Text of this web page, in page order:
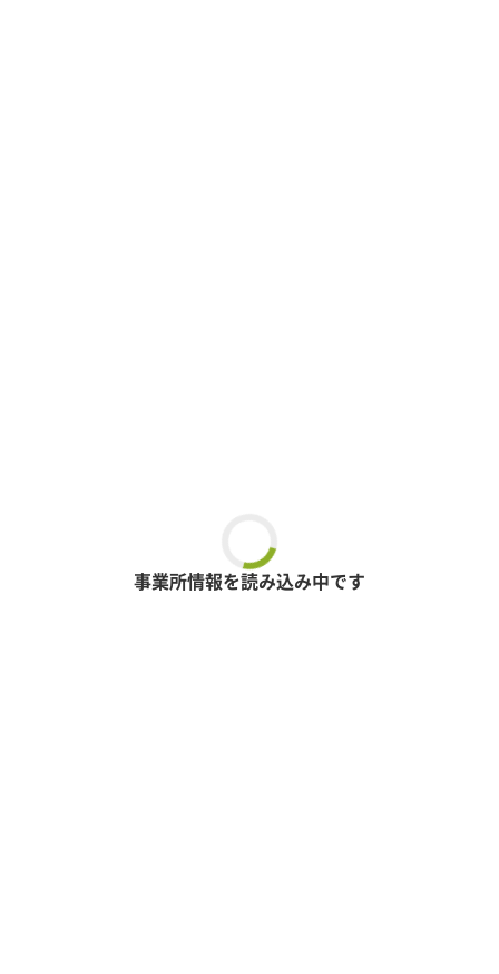
事業所情報を読み込み中です